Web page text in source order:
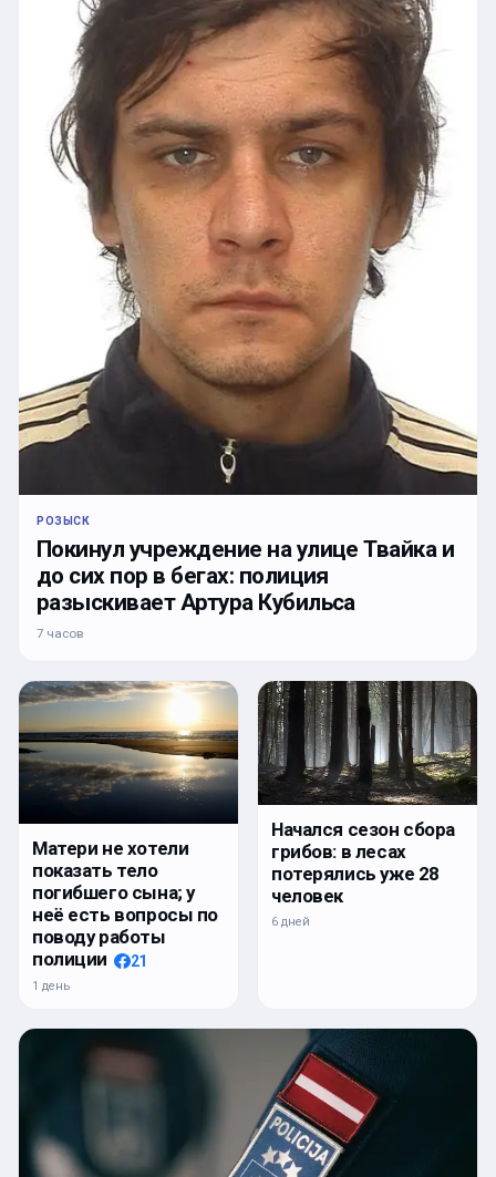
РОЗЫСК
Покинул учреждение на улице Твайка и
до сих пор в бегах: полиция
разыскивает Артура Кубильса
7 часов
Матери не хотели
показать тело
погибшего сына; у
неё есть вопросы по
поводу работы
полиции
21
1 день
Начался сезон сбора
грибов: в лесах
потерялись уже 28
человек
6 дней